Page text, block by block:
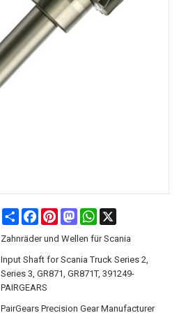
Share FacebookPinterestMastodonWhatsApp
Zahnräder und Wellen für Scania
Input Shaft for Scania Truck Series 2,
Series 3, GR871, GR871T, 391249-
PAIRGEARS
PairGears Precision Gear Manufacturer